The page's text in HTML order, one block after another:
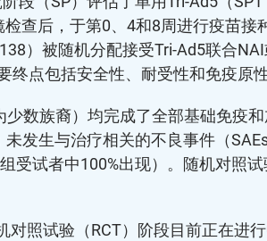
查后，于第0、4和8周进行疫苗接
）被随机分配接受Tri-Ad5联合
点包括安全性、耐受性和免疫原性
数族裔）均完成了全部基础免疫
发生与治疗相关的不良事件（
试者中100%出现）。随机对照
照试验（RCT）阶段目前正在进行